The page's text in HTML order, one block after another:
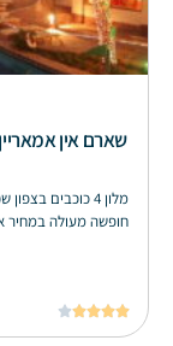
שארם אין אמאריין
מלון 4 כוכבים
חופשה מעולה במחיר




